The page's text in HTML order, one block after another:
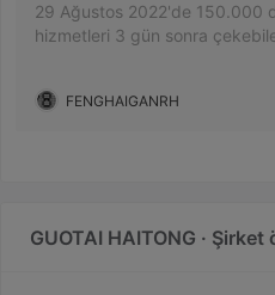
29 Ağustos 2022'de 150.000
hizmetleri 3 gün sonra
FENGHAIGANRH
GUOTAI HAITONG · Şirket